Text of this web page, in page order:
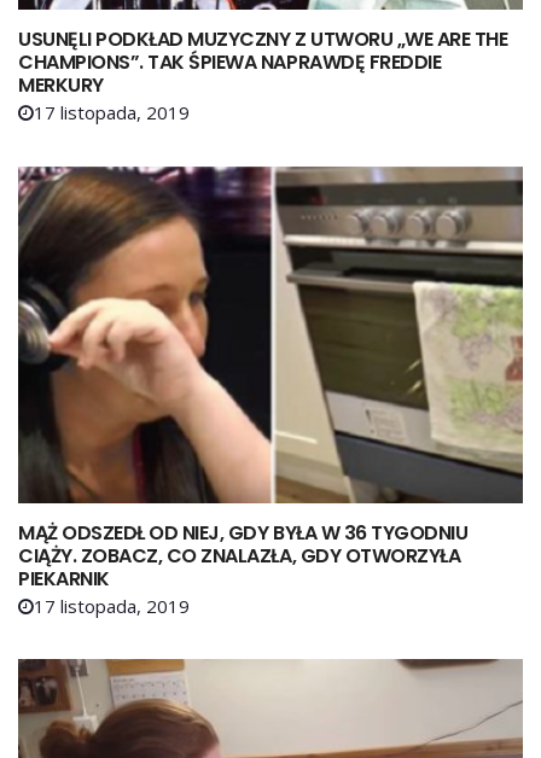
USUNĘLI PODKŁAD MUZYCZNY Z UTWORU „WE ARE THE
CHAMPIONS”. TAK ŚPIEWA NAPRAWDĘ FREDDIE
MERKURY
17 listopada, 2019
MĄŻ ODSZEDŁ OD NIEJ, GDY BYŁA W 36 TYGODNIU
CIĄŻY. ZOBACZ, CO ZNALAZŁA, GDY OTWORZYŁA
PIEKARNIK
17 listopada, 2019